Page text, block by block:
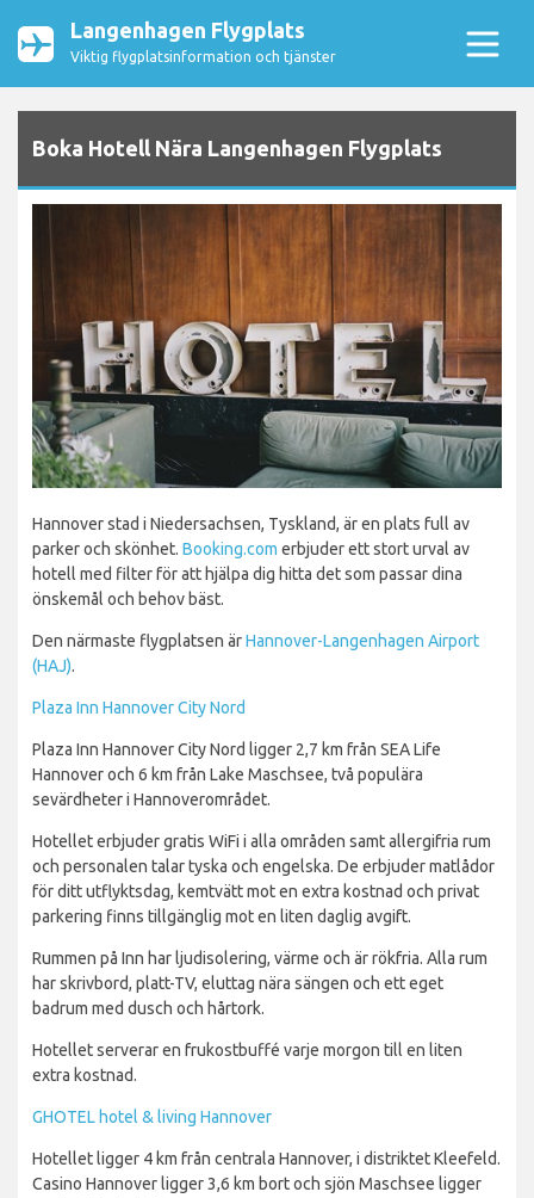
Langenhagen Flygplats
Viktig flygplatsinformation och tjänster
Boka Hotell Nära Langenhagen Flygplats
Hannover stad i Niedersachsen, Tyskland, är en plats full av
parker och skönhet. Booking.com erbjuder ett stort urval av
hotell med filter för att hjälpa dig hitta det som passar dina
önskemål och behov bäst.
Den närmaste flygplatsen ärHannover-Langenhagen Airport
(HAJ).
Plaza Inn Hannover City Nord
Plaza Inn Hannover City Nord ligger 2,7 km från SEA Life
Hannover och 6 km från Lake Maschsee, två populära
sevärdheter i Hannoverområdet.
Hotellet erbjuder gratis WiFi i alla områden samt allergifria rum
och personalen talar tyska och engelska. De erbjuder matlådor
för ditt utflyktsdag, kemtvätt mot en extra kostnad och privat
parkering finns tillgänglig mot en liten daglig avgift.
Rummen på Inn har ljudisolering, värme och är rökfria. Alla rum
har skrivbord, platt-TV, eluttag nära sängen och ett eget
badrum med dusch och hårtork.
Hotellet serverar en frukostbuffé varje morgon till en liten
extra kostnad.
GHOTEL hotel & living Hannover
Hotellet ligger 4 km från centrala Hannover, i distriktet Kleefeld.
Casino Hannover ligger 3,6 km bort och sjön Maschsee ligger